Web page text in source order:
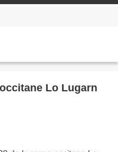
Lo Lugarn